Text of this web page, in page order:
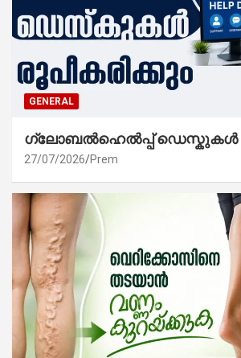
GENERAL
ഗ്ലോബൽഹെൽപ്പ് ഡെസ്കുകൾ
27/07/2026 Prem